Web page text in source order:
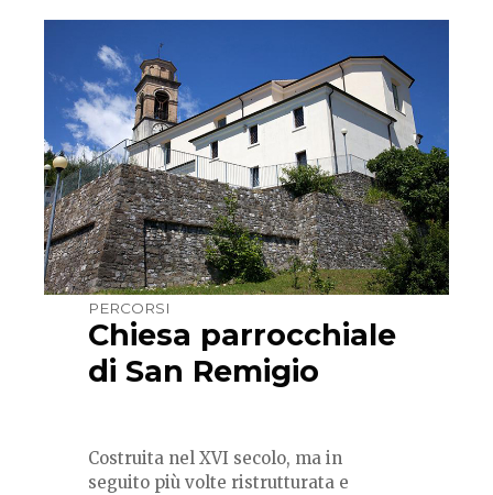
PERCORSI
Chiesa parrocchiale
di San Remigio
Costruita nel XVI secolo, ma in
seguito più volte ristrutturata e